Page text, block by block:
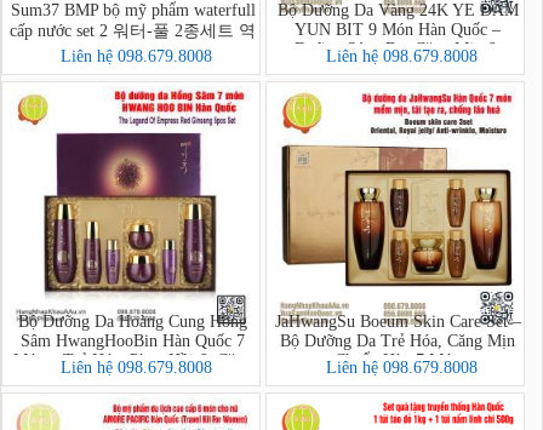
Sum37 BMP bộ mỹ phẩm waterfull
cấp nước set 2 워터-풀 2종세트 역
매팩
Liên hệ 098.679.8008
Bộ Dưỡng Da Vàng 24K YE DAM
YUN BIT 9 Món Hàn Quốc –
Dưỡng Sáng Da, Căng Mịn &
Chống Lão Hóa Cao Cấp
Liên hệ 098.679.8008
Bộ Dưỡng Da Hoàng Cung Hồng
Sâm HwangHooBin Hàn Quốc 7
Món – Trẻ Hóa, Phục Hồi & Căng
Mịn Làn Da
Liên hệ 098.679.8008
JaHwangSu Boeum Skin Care Set –
Bộ Dưỡng Da Trẻ Hóa, Căng Mịn
Chuẩn Hàn 7 Món
Liên hệ 098.679.8008